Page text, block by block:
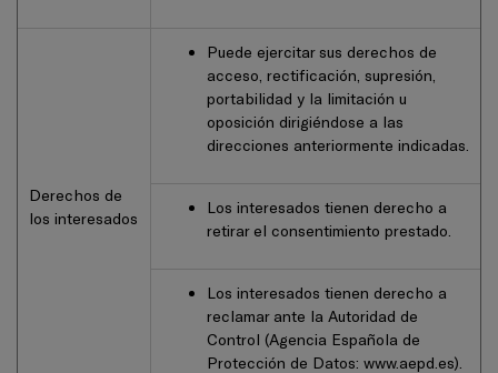
Derechos de
los interesados
Puede ejercitar sus derechos de
acceso, rectificación, supresión,
portabilidad y la limitación u
oposición dirigiéndose a las
direcciones anteriormente indicadas.
Los interesados tienen derecho a
retirar el consentimiento prestado.
Los interesados tienen derecho a
reclamar ante la Autoridad de
Control (Agencia Española de
Protección de Datos: www.aepd.es).